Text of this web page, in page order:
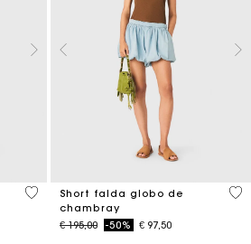
4,8 out of 5 Customer Rating
Short falda globo de
chambray
Price reduced from
€ 195,00to-50% € 97,50
5